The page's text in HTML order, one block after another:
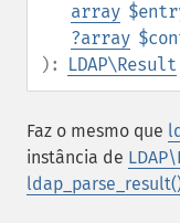
array
?array
):
LDAP\Result
Faz o mesmo que
instância de